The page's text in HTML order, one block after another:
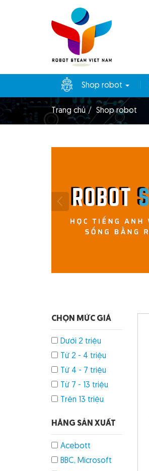
Shop robot
Trang chủ Shop robot
CHỌN MỨC GIÁ
Dưới 2 triệu
Từ 2 - 4 triệu
Từ 4 - 7 triệu
Từ 7 - 13 triệu
Trên 13 triệu
HÃNG SẢN XUẤT
Acebott
BBC, Microsoft